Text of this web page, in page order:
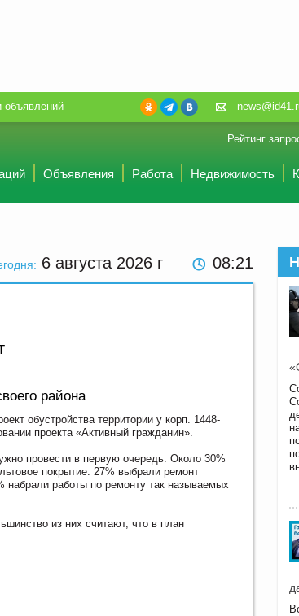
объявлений
Рейтинг
Объявления Работа Недвижимость
6 августа 2026 г 08:21
района
обустройства территории у корп. 1448-
проекта «Активный гражданин».
провести в первую очередь. Около 30%
покрытие. 27% выбрали ремонт
набрали работы по ремонту так называемых
из них считают, что в план